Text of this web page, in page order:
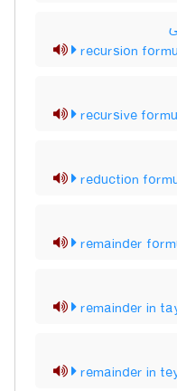
recursion
recursive
reduction
remainder
remainder in
remainder in